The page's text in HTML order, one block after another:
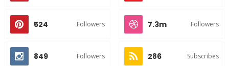
524 Followers 7.3m Followers
849 Followers 286 Subscribes